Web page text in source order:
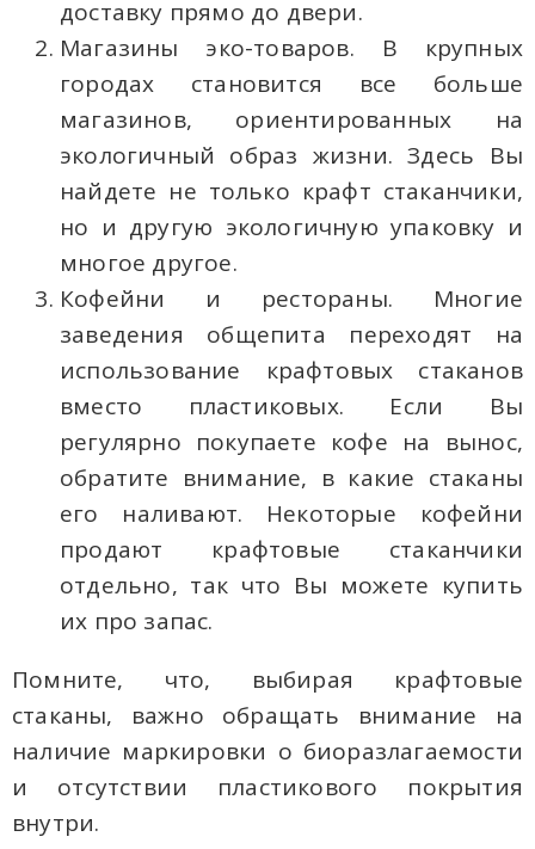
доставку прямо до двери.
Магазины эко-товаров. В крупных
городах становится все больше
магазинов, ориентированных на
экологичный образ жизни. Здесь Вы
найдете не только крафт стаканчики,
но и другую экологичную упаковку и
многое другое.
Кофейни и рестораны. Многие
заведения общепита переходят на
использование крафтовых стаканов
вместо пластиковых. Если Вы
регулярно покупаете кофе на вынос,
обратите внимание, в какие стаканы
его наливают. Некоторые кофейни
продают крафтовые стаканчики
отдельно, так что Вы можете купить
их про запас.
Помните, что, выбирая крафтовые
стаканы, важно обращать внимание на
наличие маркировки о биоразлагаемости
и отсутствии пластикового покрытия
внутри.